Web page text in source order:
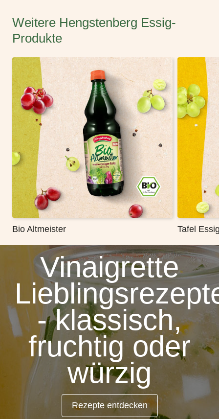
Weitere Hengstenberg Essig-
Produkte
Bio Altmeister Tafel
Vinaigrette
- klassisch,
fruchtig oder
würzig
Rezepte entdecken